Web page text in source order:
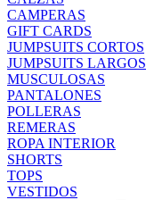
CAMPERAS
GIFT CARDS
JUMPSUITS CORTOS
JUMPSUITS LARGOS
MUSCULOSAS
PANTALONES
POLLERAS
REMERAS
ROPA INTERIOR
SHORTS
TOPS
VESTIDOS